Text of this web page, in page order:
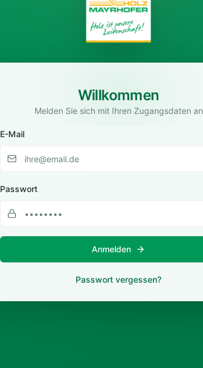
Willkommen
Melden Sie sich mit Ihren Zugangsdaten an
E-Mail
Passwort
Anmelden
Passwort vergessen?